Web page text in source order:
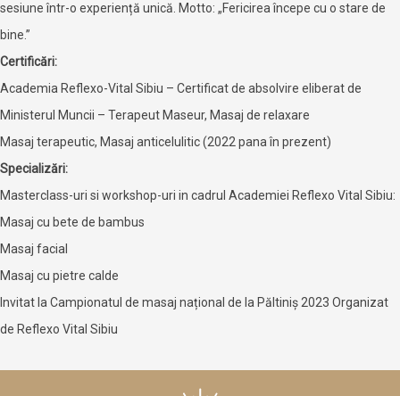
sesiune într-o experiență unică. Motto: „Fericirea începe cu o stare de
bine.”
Certificări:
Academia Reflexo-Vital Sibiu – Certificat de absolvire eliberat de
Ministerul Muncii – Terapeut Maseur, Masaj de relaxare
Masaj terapeutic, Masaj anticelulitic (2022 pana în prezent)
Specializări:
Masterclass-uri si workshop-uri in cadrul Academiei Reflexo Vital Sibiu:
Masaj cu bete de bambus
Masaj facial
Masaj cu pietre calde
Invitat la Campionatul de masaj național de la Păltiniș 2023 Organizat
de Reflexo Vital Sibiu